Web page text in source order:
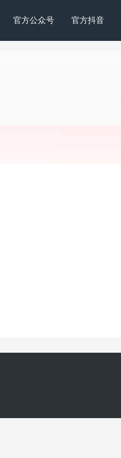
官方公众号 官方抖音